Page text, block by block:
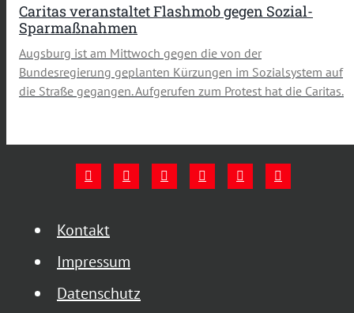
Caritas veranstaltet Flashmob gegen Sozial-
Sparmaßnahmen
Augsburg ist am Mittwoch gegen die von der
Bundesregierung geplanten Kürzungen im Sozialsystem auf
die Straße gegangen. Aufgerufen zum Protest hat die Caritas.
Kontakt
Impressum
Datenschutz